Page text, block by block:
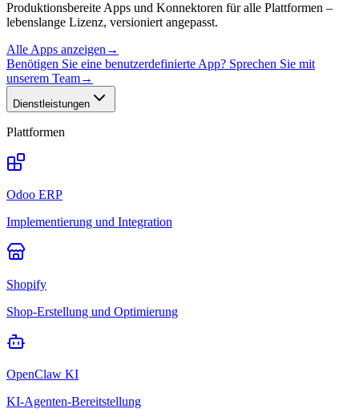
Produktionsbereite Apps und Konnektoren für alle Plattformen –
lebenslange Lizenz, versioniert angepasst.
Alle Apps anzeigen →
Benötigen Sie eine benutzerdefinierte App? Sprechen Sie mit
unserem Team→
Dienstleistungen
Plattformen
Odoo ERP
Implementierung und Integration
Shopify
Shop-Erstellung und Optimierung
OpenClaw KI
KI-Agenten-Bereitstellung